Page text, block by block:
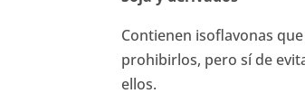
Contienen isoflavonas
prohibirlos, pero sí de
ellos.